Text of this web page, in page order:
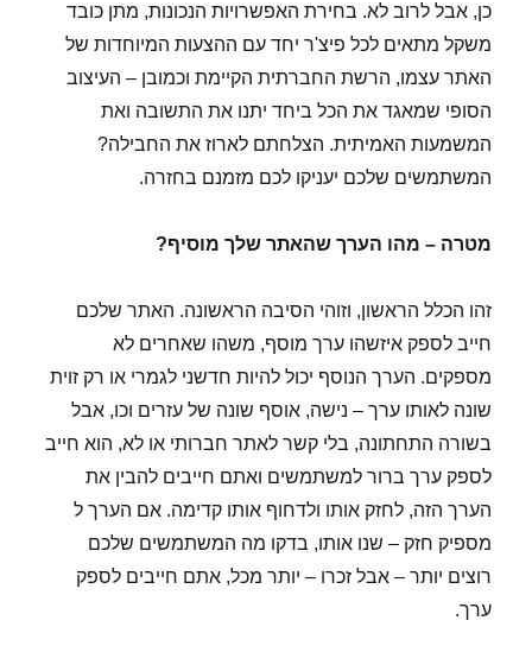
כן, אבל לרוב לא. בחירת האפשרויות הנכונות, מתן כובד
משקל מתאים לכל פיצ'ר יחד עם ההצעות המיוחדות של
האתר עצמו, הרשת החברתית הקיימת וכמובן – העיצוב
הסופי שמאגד את הכל ביחד יתנו את התשובה ואת
המשמעות האמיתית. הצלחתם לארוז את החבילה?
המשתמשים שלכם יעניקו לכם מזמנם בחזרה.
מטרה – מהו הערך שהאתר שלך מוסיף?
זהו הכלל הראשון, וזוהי הסיבה הראשונה. האתר שלכם
חייב לספק איזשהו ערך מוסף, משהו שאחרים לא
מספקים. הערך הנוסף יכול להיות חדשני לגמרי או רק זוית
שונה לאותו ערך – נישה, אוסף שונה של עזרים וכו, אבל
בשורה התחתונה, בלי קשר לאתר חברותי או לא, הוא חייב
לספק ערך ברור למשתמשים ואתם חייבים להבין את
הערך הזה, לחזק אותו ולדחוף אותו קדימה. אם הערך ל
מספיק חזק – שנו אותו, בדקו מה המשתמשים שלכם
רוצים יותר – אבל זכרו – יותר מכל, אתם חייבים לספק
ערך.